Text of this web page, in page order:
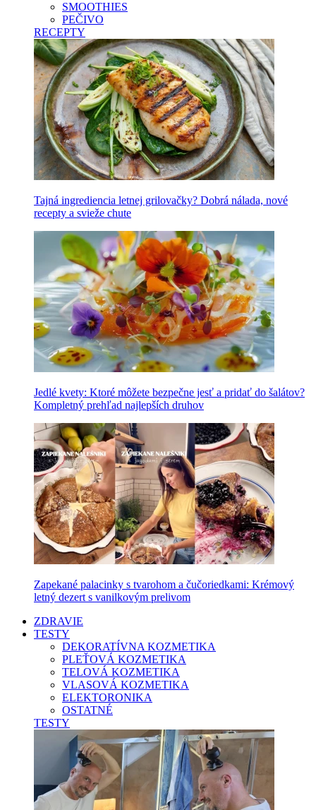
SMOOTHIES
PEČIVO
RECEPTY
Tajná ingrediencia letnej grilovačky? Dobrá nálada, nové
recepty a svieže chute
Jedlé kvety: Ktoré môžete bezpečne jesť a pridať do šalátov?
Kompletný prehľad najlepších druhov
Zapekané palacinky s tvarohom a čučoriedkami: Krémový
letný dezert s vanilkovým prelivom
ZDRAVIE
TESTY
DEKORATÍVNA KOZMETIKA
PLEŤOVÁ KOZMETIKA
TELOVÁ KOZMETIKA
VLASOVÁ KOZMETIKA
ELEKTORONIKA
OSTATNÉ
TESTY